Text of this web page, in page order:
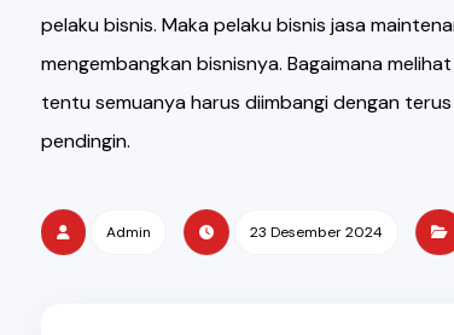
pelaku bisnis. Maka pelaku bisnis jasa
mengembangkan bisnisnya. Bagaimana
tentu semuanya harus diimbangi dengan
pendingin.
Admin 23 Desember 2024